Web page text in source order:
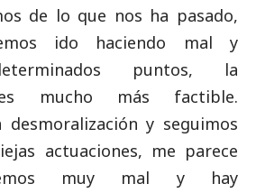
de lo que nos ha pasado,
ido haciendo mal y
puntos, la
es mucho más factible.
y seguimos
actuaciones, me parece
muy mal y hay